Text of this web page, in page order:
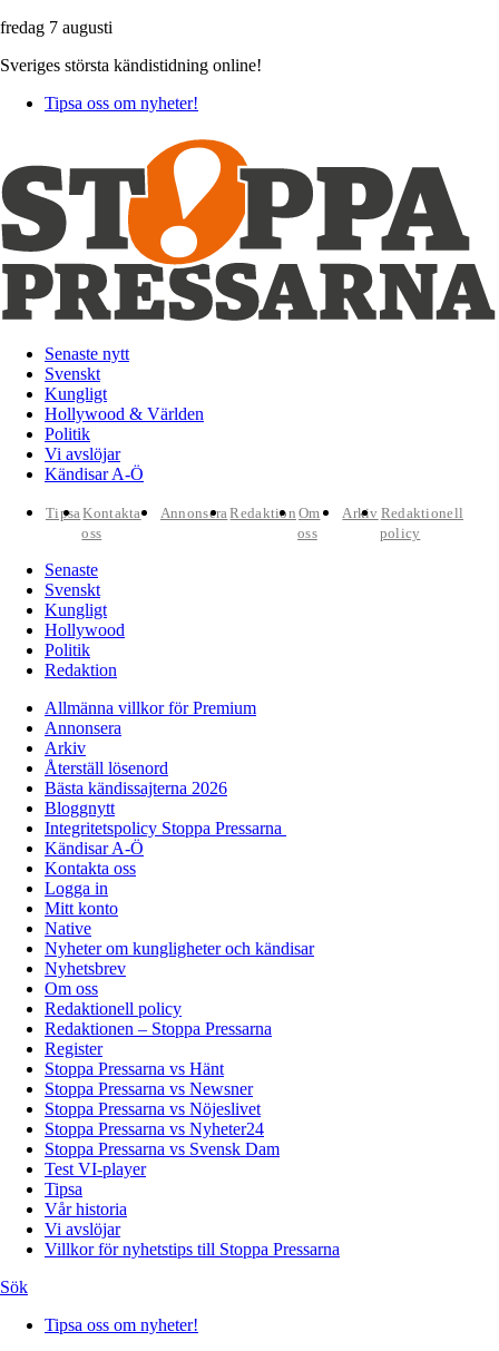
fredag 7 augusti
Sveriges största kändistidning online!
Tipsa oss om nyheter!
Senaste nytt
Svenskt
Kungligt
Hollywood & Världen
Politik
Vi avslöjar
Kändisar A-Ö
TipsaKontakta
oss
AnnonseraRedaktion Om
oss
Arkiv Redaktionell
policy
Senaste
Svenskt
Kungligt
Hollywood
Politik
Redaktion
Allmänna villkor för Premium
Annonsera
Arkiv
Återställ lösenord
Bästa kändissajterna 2026
Bloggnytt
Integritetspolicy Stoppa Pressarna
Kändisar A-Ö
Kontakta oss
Logga in
Mitt konto
Native
Nyheter om kungligheter och kändisar
Nyhetsbrev
Om oss
Redaktionell policy
Redaktionen – Stoppa Pressarna
Register
Stoppa Pressarna vs Hänt
Stoppa Pressarna vs Newsner
Stoppa Pressarna vs Nöjeslivet
Stoppa Pressarna vs Nyheter24
Stoppa Pressarna vs Svensk Dam
Test VI-player
Tipsa
Vår historia
Vi avslöjar
Villkor för nyhetstips till Stoppa Pressarna
Sök
Tipsa oss om nyheter!